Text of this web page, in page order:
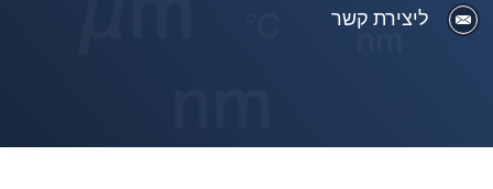
ליצירת קשר